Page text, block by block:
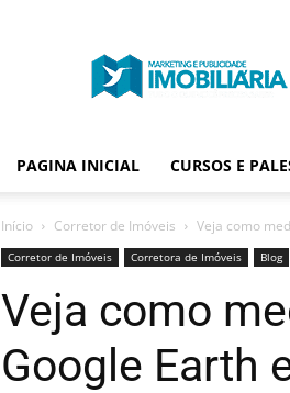
Publicidade
Imobiliária
PAGINA INICIAL CURSOS E
Início Corretor de Imóveis Veja como
Corretor de Imóveis Corretora de Imóveis Blog
Veja como
Google Earth